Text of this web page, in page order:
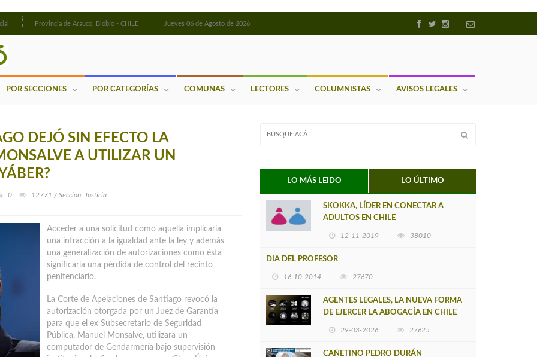
Provincia de Arauco, Biobío - CHILE Jueves 06 de Agosto de 2026
POR SECCIONES POR CATEGORÍAS COMUNAS LECTORES COLUMNISTAS AVISOS LEGALES
DEJÓ SIN EFECTO LA
A UTILIZAR UN
0 12771 / Seccion: Justicia
Acceder a una solicitud como aquella implicaría
una infracción a la igualdad ante la ley y además
una generalización de autorizaciones como ésta
significaría una pérdida de control del recinto
penitenciario.
La Corte de Apelaciones de Santiago revocó la
autorización otorgada por un Juez de Garantía
para que el ex Subsecretario de Seguridad
Pública, Manuel Monsalve, utilizara un
computador de Gendarmería bajo supervisión
LO MÁS LEIDO LO ÚLTIMO
SKOKKA, LÍDER EN CONECTAR A
ADULTOS EN CHILE
12-11-2019 38010
DIA DEL PROFESOR
16-10-2014 27670
AGENTES LEGALES, LA NUEVA FORMA
DE EJERCER LA ABOGACÍA EN CHILE
29-03-2026 27625
CAÑETINO PEDRO DURÁN